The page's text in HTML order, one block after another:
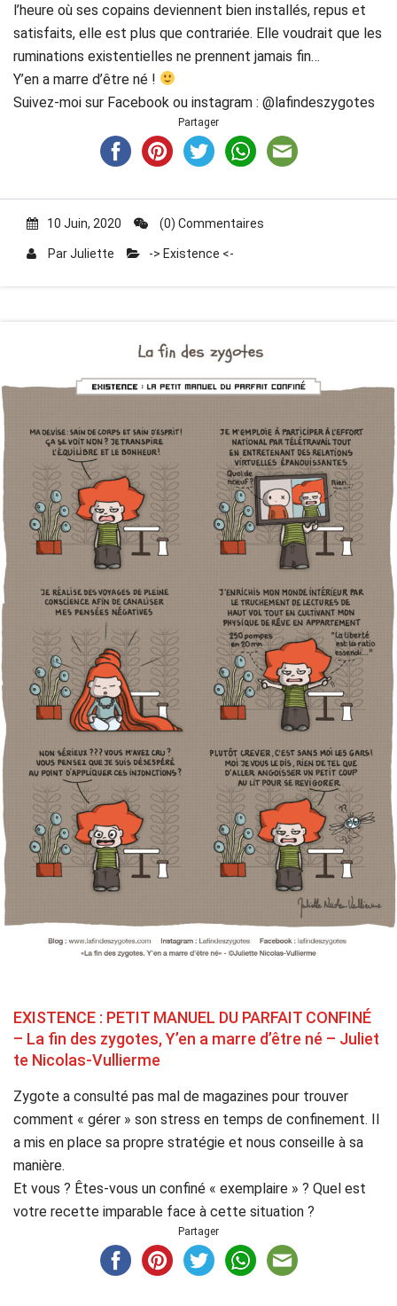
l’heure où ses copains deviennent bien installés, repus et
satisfaits, elle est plus que contrariée. Elle voudrait que les
ruminations existentielles ne prennent jamais fin…
Y’en a marre d’être né !
Suivez-moi sur Facebook ou instagram : @lafindeszygotes
Partager
10 Juin, 2020 (0) Commentaires
ParJuliette -> Existence <-
EXISTENCE : PETIT MANUEL DU PARFAIT CONFINÉ
– La fin des zygotes, Y’en a marre d’être né – Juliet
te Nicolas-Vullierme
Zygote a consulté pas mal de magazines pour trouver
comment « gérer » son stress en temps de confinement. Il
a mis en place sa propre stratégie et nous conseille à sa
manière.
Et vous ? Êtes-vous un confiné « exemplaire » ? Quel est
votre recette imparable face à cette situation ?
Partager